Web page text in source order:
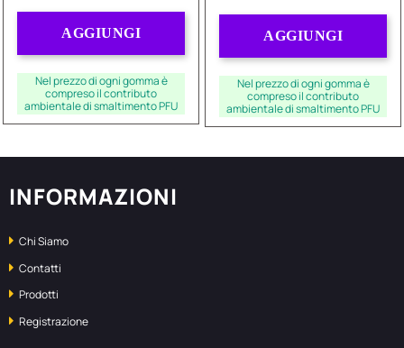
AGGIUNGI
Nel prezzo di ogni gomma è
compreso il contributo
ambientale di smaltimento PFU
AGGIUNGI
Nel prezzo di ogni gomma è
compreso il contributo
ambientale di smaltimento PFU
INFORMAZIONI
Chi Siamo
Contatti
Prodotti
Registrazione